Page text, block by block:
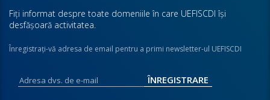
Fiţi informat despre toate domeniile în care UEFISCDI îşi
desfăşoară activitatea.
Înregistraţi-vă adresa de email pentru a primi newsletter-ul UEFISCDI